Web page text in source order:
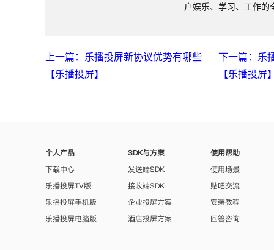
户娱乐、学习、工作的
上一篇：乐播投屏新协议优势有哪些
【乐播投屏】
下一篇：乐
【乐播投屏
个人产品
下载中心
乐播投屏TV版
乐播投屏手机版
乐播投屏电脑版
SDK与方案
发送端SDK
接收端SDK
企业投屏方案
酒店投屏方案
使用帮助
使用场景
贴吧交流
安装教程
回答咨询